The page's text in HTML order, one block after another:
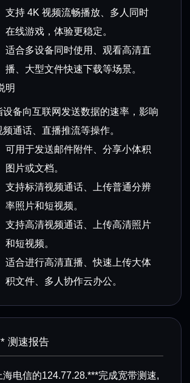
支持 4K 视频流畅播放、多人同时
在线游戏，体验更稳定。
适合多设备同时使用、观看高清直
播、大型文件快速下载等场景。
明
设备向互联网发送数据的速率，影响
通话、直播推流等操作。
可用于发送邮件附件、分享小体积
图片或文档。
支持标清视频通话、上传普通分辨
率照片和短视频。
支持高清视频通话、上传高清照片
和短视频。
适合进行高清直播、快速上传大体
积文件、多人协作云办公。
测速报告
电信的124.77.28.***完成宽带测速,